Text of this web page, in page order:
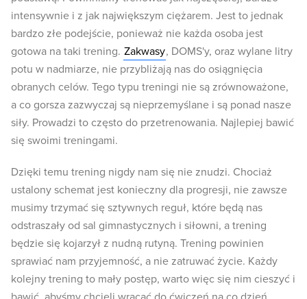
intensywnie i z jak największym ciężarem. Jest to jednak
bardzo złe podejście, ponieważ nie każda osoba jest
gotowa na taki trening. Zakwasy, DOMS'y, oraz wylane litry
potu w nadmiarze, nie przybliżają nas do osiągnięcia
obranych celów. Tego typu treningi nie są zrównoważone,
a co gorsza zazwyczaj są nieprzemyślane i są ponad nasze
siły. Prowadzi to często do przetrenowania. Najlepiej bawić
się swoimi treningami.
Dzięki temu trening nigdy nam się nie znudzi. Chociaż
ustalony schemat jest konieczny dla progresji, nie zawsze
musimy trzymać się sztywnych reguł, które będą nas
odstraszały od sal gimnastycznych i siłowni, a trening
będzie się kojarzył z nudną rutyną. Trening powinien
sprawiać nam przyjemność, a nie zatruwać życie. Każdy
kolejny trening to mały postęp, warto więc się nim cieszyć i